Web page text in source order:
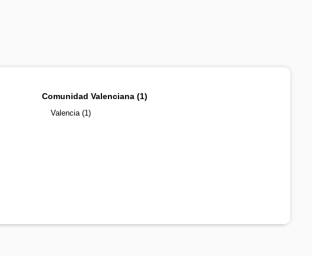
Comunidad Valenciana (1)
Valencia (1)